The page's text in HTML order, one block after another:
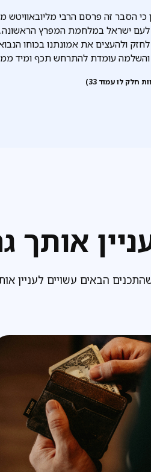
כי הסבר זה פרסם הרבי
לעם ישראל במלחמת המפרץ
לחזק ולהעצים את אמונתנו בכוחו
עומדת להתרחש תכף ומיד
חלק לו עמוד 33)
אותך
הבאים עשויים לעניין